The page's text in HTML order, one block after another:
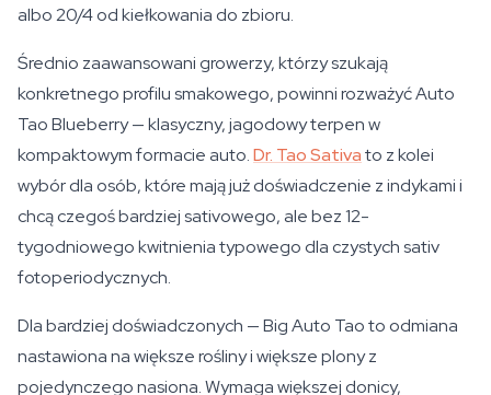
albo 20/4 od kiełkowania do zbioru.
Średnio zaawansowani growerzy, którzy szukają
konkretnego profilu smakowego, powinni rozważyć Auto
Tao Blueberry — klasyczny, jagodowy terpen w
kompaktowym formacie auto.Dr. Tao Sativato z kolei
wybór dla osób, które mają już doświadczenie z indykami i
chcą czegoś bardziej sativowego, ale bez 12-
tygodniowego kwitnienia typowego dla czystych sativ
fotoperiodycznych.
Dla bardziej doświadczonych — Big Auto Tao to odmiana
nastawiona na większe rośliny i większe plony z
pojedynczego nasiona. Wymaga większej donicy,